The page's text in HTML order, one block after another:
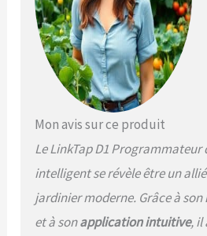
votre
de jardin
Recevez
push
fuites,
les
niveaux
petits
Mon avis sur ce produit
Le LinkTap D1 Programmateur
intelligent se révèle être un
jardinier moderne. Grâce à son
et à sonapplication intuitive, il